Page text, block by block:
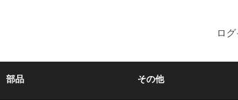
ロ
部品 その他